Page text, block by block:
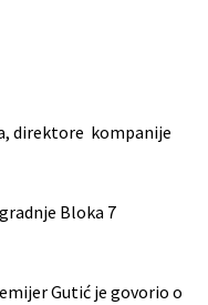
direktore kompanije
Bloka 7
Gutić je govorio o